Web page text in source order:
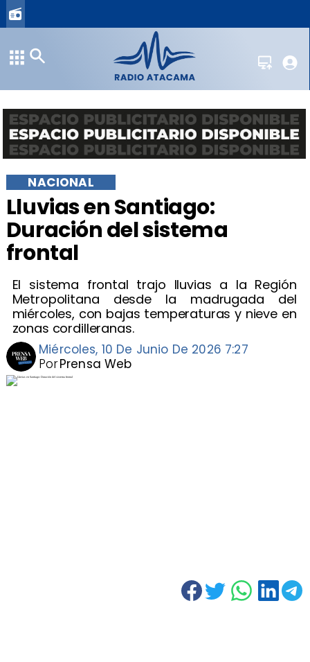
Lluvias en Santiago:
Duración del sistema
frontal
El sistema frontal trajo lluvias a la Región
Metropolitana desde la madrugada del
miércoles, con bajas temperaturas y nieve en
zonas cordilleranas.
NACIONAL
Miércoles, 10 De Junio De 2026 7:27
Prensa Web
Por